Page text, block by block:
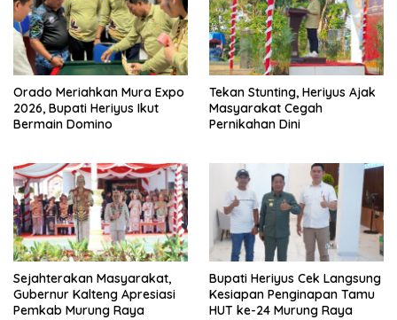
Orado Meriahkan Mura Expo
2026, Bupati Heriyus Ikut
Bermain Domino
Tekan Stunting, Heriyus Ajak
Masyarakat Cegah
Pernikahan Dini
Sejahterakan Masyarakat,
Gubernur Kalteng Apresiasi
Pemkab Murung Raya
Bupati Heriyus Cek Langsung
Kesiapan Penginapan Tamu
HUT ke-24 Murung Raya